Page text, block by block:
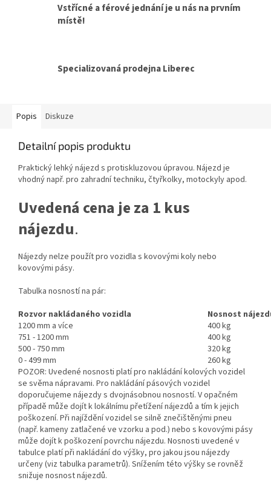
Vstřícné a férové jednání je u nás na prvním
místě!
Specializovaná prodejna Liberec
Popis Diskuze
Detailní popis produktu
Praktický lehký nájezd s protiskluzovou úpravou. Nájezd je
vhodný např. pro zahradní techniku, čtyřkolky, motockyly apod.
Uvedená cena je za 1 kus
nájezdu.
Nájezdy nelze použít pro vozidla s kovovými koly nebo
kovovými pásy.
Tabulka nosností na pár:
Rozvor nakládaného vozidla
Nosnost
1200 mm a více
400 kg
751 - 1200 mm
400 kg
500 - 750 mm
320 kg
0 - 499 mm
260 kg
POZOR: Uvedené nosnosti platí pro nakládání kolových vozidel
se svěma nápravami. Pro nakládání pásových vozidel
doporučujeme nájezdy s dvojnásobnou nosností. V opačném
případě může dojít k lokálnímu přetížení nájezdů a tím k jejich
poškození. Při najíždění vozidel se silně znečištěnými pneu
(např. kameny zatlačené ve vzorku a pod.) nebo s kovovými pásy
může dojít k poškození povrchu nájezdu. Nosnosti uvedené v
tabulce platí při nakládání do výšky, pro jakou jsou nájezdy
určeny (viz tabulka parametrů). Snížením této výšky se rovněž
snižuje nosnost nájezdů.